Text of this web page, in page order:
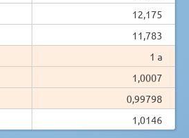
12,175
11,783
1 a
1,0007
0,99798
1,0146